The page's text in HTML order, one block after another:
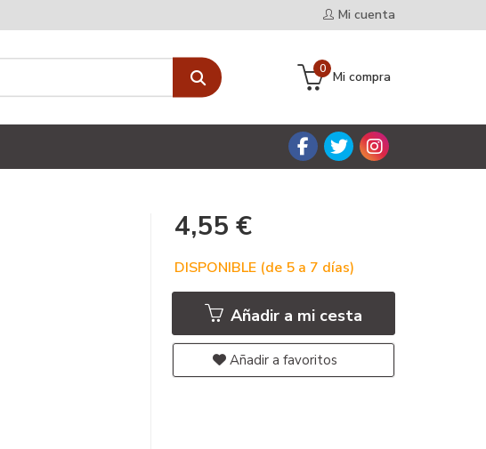
Mi cuenta
Mi compra
0
4,55 €
DISPONIBLE (de 5 a 7 días)
Añadir a mi cesta
Añadir a favoritos